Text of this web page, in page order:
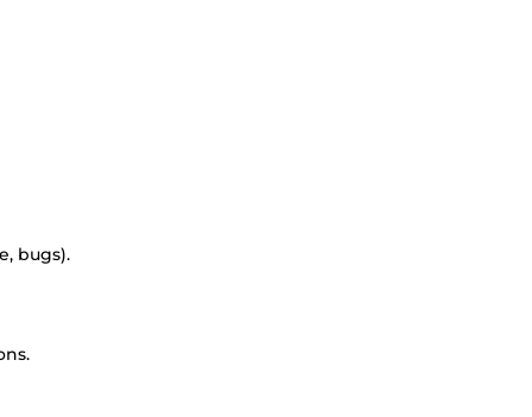
bugs).